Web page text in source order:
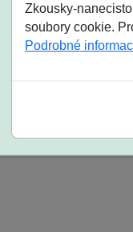
8. třída 9. třída
na SŠ?
Zkousky-
soubory cookie.
Podrobné